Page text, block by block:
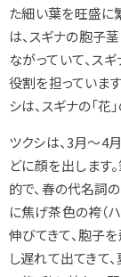
た細い葉を旺盛に
は、スギナの胞子
ながっていて、ス
役割を担っていま
シは、スギナの「花
ツクシは、3月～4
どに顔を出します
的で、春の代名詞
に焦げ茶色の袴（
伸びてきて、胞子
し遅れて出てきて